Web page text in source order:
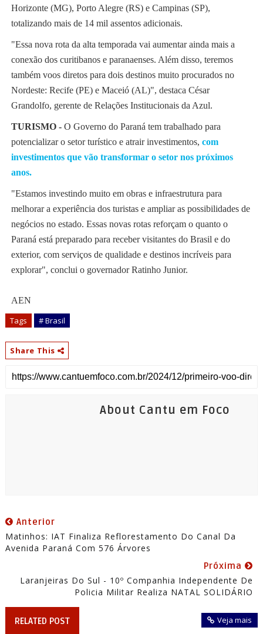
Horizonte (MG), Porto Alegre (RS) e Campinas (SP),
totalizando mais de 14 mil assentos adicionais.
"Essa nova rota da alta temporada vai aumentar ainda mais a
conexão dos curitibanos e paranaenses. Além disso, teremos
também voos diretos para dois destinos muito procurados no
Nordeste: Recife (PE) e Maceió (AL)", destaca César
Grandolfo, gerente de Relações Institucionais da Azul.
TURISMO - O Governo do Paraná tem trabalhado para
potencializar o setor turístico e atrair investimentos, com
investimentos que vão transformar o setor nos próximos
anos.
"Estamos investindo muito em obras e infraestrutura para
melhorar a experiência dos turistas e ampliar as possibilidades de
negócios no estado. Essas novas rotas reforçam o quanto o
Paraná está preparado para receber visitantes do Brasil e do
exterior, com serviços de qualidade e destinos incríveis para
explorar", conclui o governador Ratinho Junior.
AEN
Tags # Brasil
Share This
About Cantu em Foco
Anterior
Matinhos: IAT Finaliza Reflorestamento Do Canal Da
Avenida Paraná Com 576 Árvores
Próxima
Laranjeiras Do Sul - 10º Companhia Independente De
Policia Militar Realiza NATAL SOLIDÁRIO
RELATED POST Veja mais